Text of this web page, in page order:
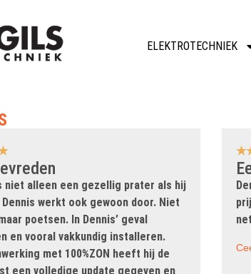
ELEKTROTECHNIEK
niet alleen een gezellig prater als hij
werkt ook gewoon door. Niet
poetsen. In Dennis’ geval
en vooral vakkundig installeren.
met 100%ZON heeft hij de
een volledige update gegeven en
★